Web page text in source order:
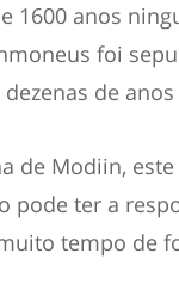
1600 anos
foi
de
de Modiin,
pode ter a
tempo de